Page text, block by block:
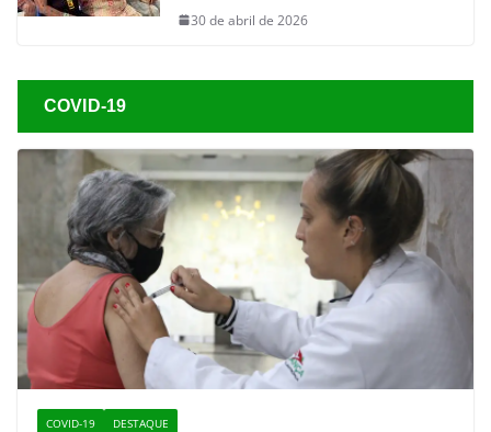
30 de abril de 2026
COVID-19
COVID-19 DESTAQUE